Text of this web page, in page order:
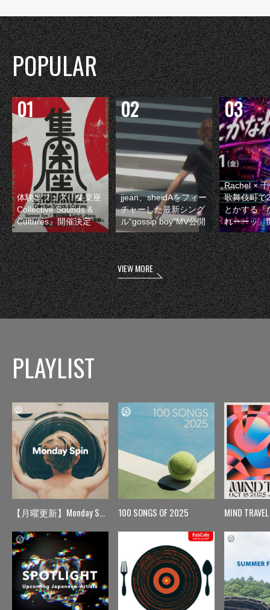
POPULAR
体験型フェス『集楽座
Collective Sounds &
Cultures』開催決定
jjean、sheidAをフィー
チャーした最新シング
ル“gossip boy”MV公開
Rachel ×
歌舞伎町で
とかする『
れーーッ』
VIEW MORE
PLAYLIST
【月曜更新】Monday Spin 100 SONGS OF 2025 MIND TRAVEL